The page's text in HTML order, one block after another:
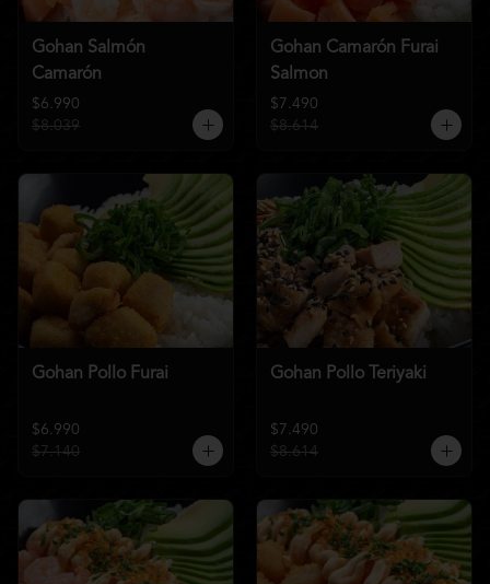
Gohan Salmón
Camarón
$6.990
$8.039
Gohan Camarón Furai
Salmon
$7.490
$8.614
Gohan Pollo Furai
$6.990
$7.140
Gohan Pollo Teriyaki
$7.490
$8.614